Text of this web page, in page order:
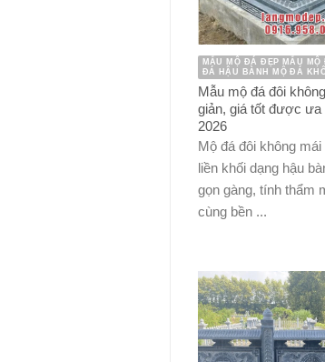
MẪU MỘ ĐÁ ĐẸP MẪU
ĐÁ HẬU BÀNH MỘ ĐÁ
Mẫu mộ đá đôi
giản, giá tốt được ưa
2026
Mộ đá đôi không
liền khối dạng hậu
gọn gàng, tính thẩm
cùng bền ...